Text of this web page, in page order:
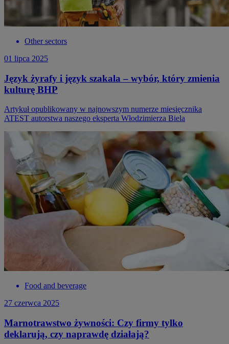
Other sectors
01 lipca 2025
Język żyrafy i język szakala – wybór, który zmienia
kulturę BHP
Artykuł opublikowany w najnowszym numerze miesięcznika
ATEST autorstwa naszego eksperta Włodzimierza Biela
Food and beverage
27 czerwca 2025
Marnotrawstwo żywności: Czy firmy tylko
deklarują, czy naprawdę działają?